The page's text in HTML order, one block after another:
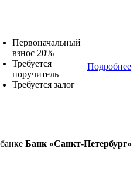
Первоначальный
взнос 20%
Требуется
поручитель
Требуется залог
Подробнее
Банк «Санкт-Петербург»